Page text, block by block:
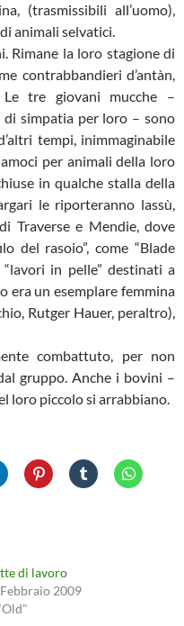
(trasmissibili all’uomo),
animali selvatici.
Rimane la loro stagione di
contrabbandieri d’antàn,
tre giovani mucche –
simpatia per loro – sono
tempi, inimmaginabile
per animali della loro
in qualche stalla della
le riporteranno lassù,
Traverse e Mendie, dove
del rasoio”, come “Blade
in pelle” destinati a
era un esemplare femmina
Rutger Hauer, peraltro),
combattuto, per non
gruppo. Anche i bovini –
loro piccolo si arrabbiano.
di lavoro
2009